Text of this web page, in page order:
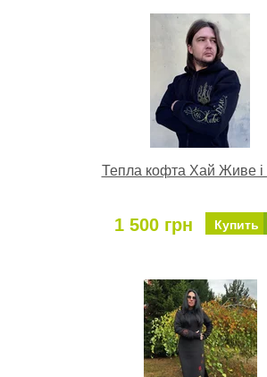
Тепла кофта Хай Живе і
1 500 грн Купить